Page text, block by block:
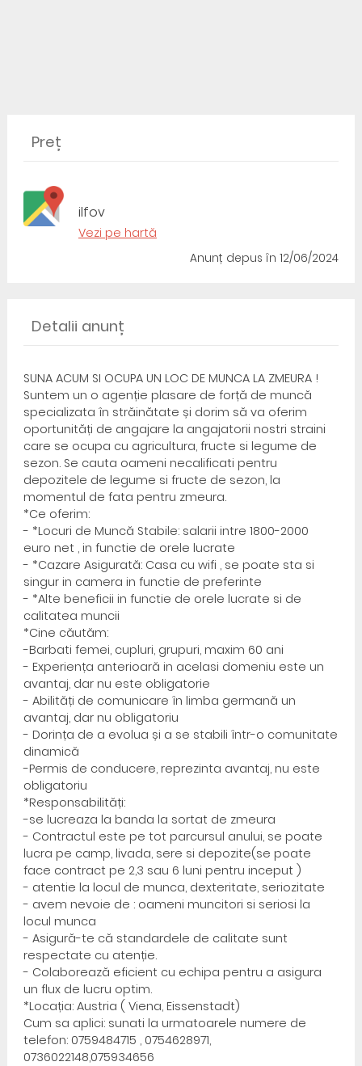
Preț
ilfov
Vezi pe hartă
Anunț depusîn 12/06/2024
Detalii anunț
SUNA ACUM SI OCUPA UN LOC DE MUNCA LA ZMEURA !
Suntem un o agenție plasare de forță de muncă
specializata în străinătate și dorim să va oferim
oportunități de angajare la angajatorii nostri straini
care se ocupa cu agricultura, fructe si legume de
sezon. Se cauta oameni necalificati pentru
depozitele de legume si fructe de sezon, la
momentul de fata pentru zmeura.
*Ce oferim:
- *Locuri de Muncă Stabile: salarii intre 1800-2000
euro net , in functie de orele lucrate
- *Cazare Asigurată: Casa cu wifi , se poate sta si
singur in camera in functie de preferinte
- *Alte beneficii in functie de orele lucrate si de
calitatea muncii
*Cine căutăm:
-Barbati femei, cupluri, grupuri, maxim 60 ani
- Experiența anterioară in acelasi domeniu este un
avantaj, dar nu este obligatorie
- Abilități de comunicare în limba germană un
avantaj, dar nu obligatoriu
- Dorința de a evolua și a se stabili într-o comunitate
dinamică
-Permis de conducere, reprezinta avantaj, nu este
obligatoriu
*Responsabilități:
-se lucreaza la banda la sortat de zmeura
- Contractul este pe tot parcursul anului, se poate
lucra pe camp, livada, sere si depozite(se poate
face contract pe 2,3 sau 6 luni pentru inceput )
- atentie la locul de munca, dexteritate, seriozitate
- avem nevoie de : oameni muncitori si seriosi la
locul munca
- Asigură-te că standardele de calitate sunt
respectate cu atenție.
- Colaborează eficient cu echipa pentru a asigura
un flux de lucru optim.
*Locația: Austria ( Viena, Eissenstadt)
Cum sa aplici: sunati la urmatoarele numere de
telefon: 0759484715 , 0754628971,
0736022148,075934656